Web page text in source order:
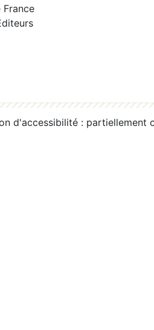
France
d'accessibilité : partiellement